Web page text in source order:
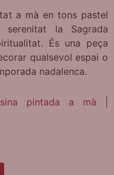
a mà en tons pastel
serenitat la Sagrada
És una peça
qualsevol espai o
nadalenca.
pintada a mà |